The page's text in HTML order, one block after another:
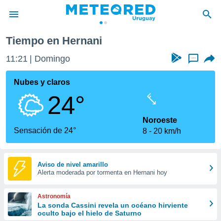
de
ha
calidad.
a este
las
y
forma
digital
basada
Tiempo en Hernani
11:21 Domingo ...
Nubes y claros
24°
Sensación de 24°
Noroeste
8
20 km/h
Aviso de nivel amarillo
Alerta moderada por tormenta en Hernani hoy
Astronomía
La sonda Cassini revela un océano hirviente
oculto bajo el hielo de Saturno